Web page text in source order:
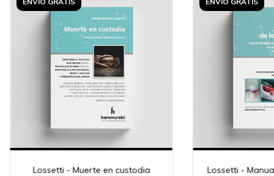
Lossetti - Muerte en custodia Lossetti -